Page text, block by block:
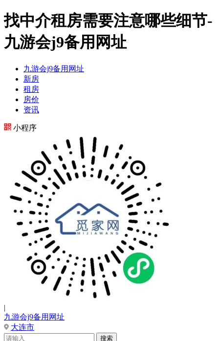
找中介租房需要注意哪些细节-
九游会j9备用网址
九游会j9备用网址
新房
租房
房价
资讯
小程序
|
九游会j9备用网址
大连市